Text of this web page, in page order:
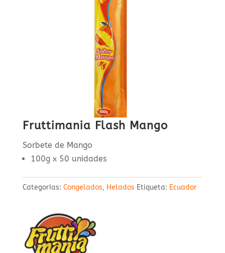
Fruttimania Flash Mango
Sorbete de Mango
100g x 50 unidades
Categorías: Congelados, Helados Etiqueta: Ecuador